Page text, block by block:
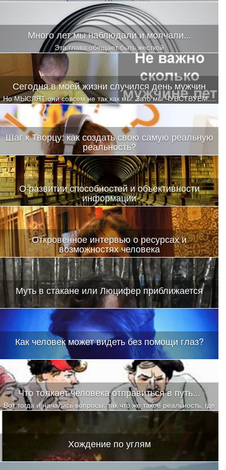
Много лет мы наблюдали и молчали...
Эта глава обещает быть жесткой
Сегодня в моей жизни случился день мужчин
Но МЫСЛЯТ они совсем не так как мы. Зато мы ЧУВСТВУЕМ....
Шаг к Творцу: как создать свою самую реальную
реальность?
При синхронизации работы (при выходе на одну частоту) в
области альфа-ритма и проскакивает та самая божественная
искра, которую называют озарением.
О развитии способностей и объективности
информации
Откровенное интервью о ресурсах и
возможностях человека
Когда дело касается саморазвития, духовных практик и
вопросов освоения новых психотехник, бывает сложно
разобраться
Муть в стакане или Люцифер приближается
Как человек может видеть без помощи глаз?
Что толкает человека отправиться в путь...
Вот тогда и начались вопросы: так что же такое реальность, где
она находится, по каким законам и принципам формируется,
кто тот, кто формирует, а самый главный — КТО Я?
Хождение по углям